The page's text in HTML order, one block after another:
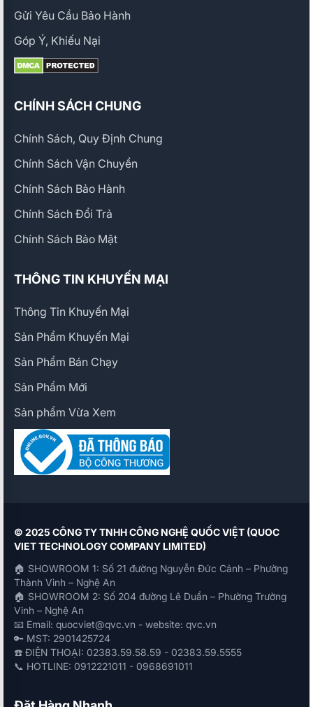
Gửi Yêu Cầu Bảo Hành
Góp Ý, Khiếu Nại
CHÍNH SÁCH CHUNG
Chính Sách, Quy Định Chung
Chính Sách Vận Chuyển
Chính Sách Bảo Hành
Chính Sách Đổi Trả
Chính Sách Bảo Mật
THÔNG TIN KHUYẾN MẠI
Thông Tin Khuyến Mại
Sản Phẩm Khuyến Mại
Sản Phẩm Bán Chạy
Sản Phẩm Mới
Sản phẩm Vừa Xem
© 2025 CÔNG TY TNHH CÔNG NGHỆ QUỐC VIỆT (QUOC
VIET TECHNOLOGY COMPANY LIMITED)
🏠 SHOWROOM 1: Số 21 đường Nguyễn Đức Cảnh – Phường
Thành Vinh – Nghệ An
🏠 SHOWROOM 2: Số 204 đường Lê Duẩn – Phường Trường
Vinh – Nghệ An
📧 Email: quocviet@qvc.vn - website: qvc.vn
🔑 MST: 2901425724
☎️ ĐIỆN THOẠI: 02383.59.58.59 - 02383.59.5555
📞 HOTLINE: 0912221011 - 0968691011